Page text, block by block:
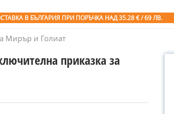
В БЪЛГАРИЯ ПРИ ПОРЪЧКА НАД 35.28 € / 69 ЛВ.
Мирър и Голиат
приказка за